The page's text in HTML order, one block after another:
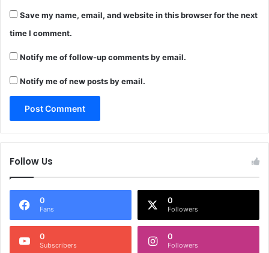
Save my name, email, and website in this browser for the next
time I comment.
Notify me of follow-up comments by email.
Notify me of new posts by email.
Follow Us
0
Fans
0
Followers
0
Subscribers
0
Followers